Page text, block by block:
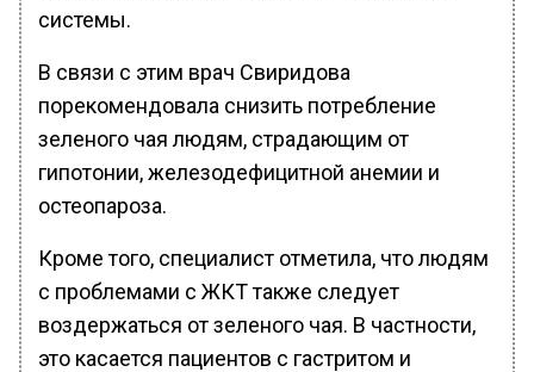
системы.
В связи с этим врач Свиридова
порекомендовала снизить потребление
зеленого чая людям, страдающим от
гипотонии, железодефицитной анемии и
остеопароза.
Кроме того, специалист отметила, что людям
с проблемами с ЖКТ также следует
воздержаться от зеленого чая. В частности,
это касается пациентов с гастритом и